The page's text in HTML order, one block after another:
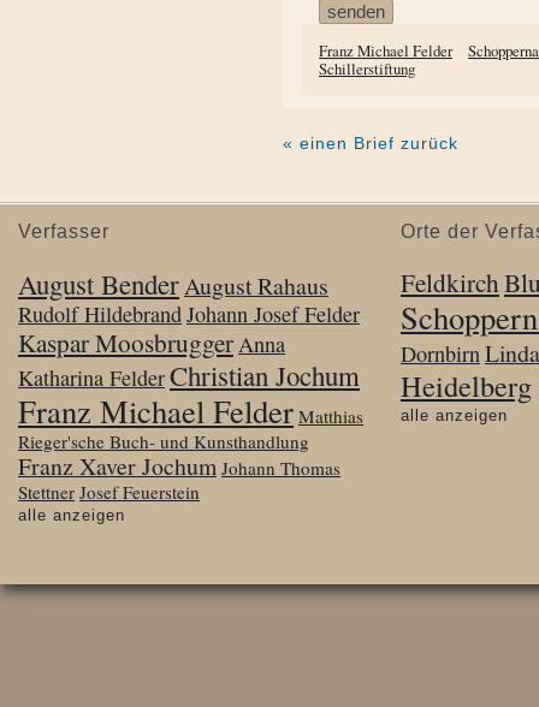
Franz Michael Felder
Schillerstiftung
« einen Brief zurück
Verfasser
August BenderAugust Rahaus
Rudolf HildebrandJohann Josef Felder
Kaspar MoosbruggerAnna
Katharina FelderChristian Jochum
Franz Michael Felder Matthias
Rieger'sche Buch- und Kunsthandlung
Franz Xaver Jochum Johann Thomas
Stettner Josef Feuerstein
alle anzeigen
Orte der
Feldkirch
Dornbirn
Heidelberg
alle anzeigen